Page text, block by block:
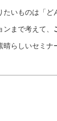
たいものは「ど
まで考えて、
晴らしいセミナ